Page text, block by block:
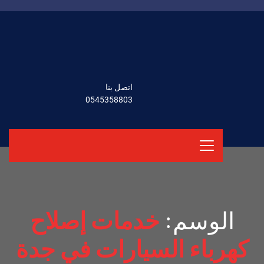
اتصل بنا
0545358803
الوسم: خدمات إصلاح
كهرباء السيارات في جدة